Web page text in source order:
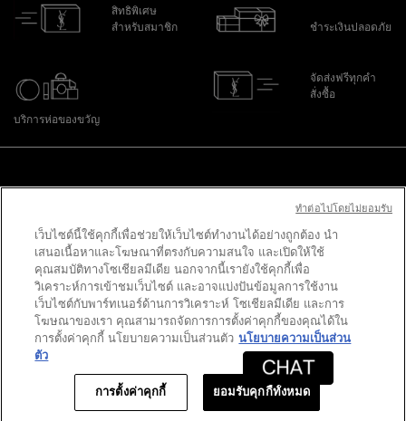
สิทธิพิเศษ
สำหรับสมาชิก
ชำระเงินปลอดภัย
บริการห่อของขวัญ
จัดส่งฟรีทุกคำ
สั่งซื้อ
PURCHASE OPTION
฿ - TH (TH)
© 2020 YSL Beauty
ข้อตกลงและเงื่อนไข
ข้อตกลงและเงื่อนไข Site Map
ข้อเสนอพิเศษออนไลน์
เว็บไซต์นี้ใช้คุกกี้เพื่อช่วยให้เว็บไซต์ทำงานได้อย่างถูกต้อง นำ
เสนอเนื้อหาและโฆษณาที่ตรงกับความสนใจ และเปิดให้ใช้
คุณสมบัติทางโซเชียลมีเดีย นอกจากนี้เรายังใช้คุกกี้เพื่อ
วิเคราะห์การเข้าชมเว็บไซต์ และอาจแบ่งปันข้อมูลการใช้งาน
เว็บไซต์กับพาร์ทเนอร์ด้านการวิเคราะห์ โซเชียลมีเดีย และการ
โฆษณาของเรา คุณสามารถจัดการการตั้งค่าคุกกี้ของคุณได้ใน
การตั้งค่าคุกกี้ นโยบายความเป็นส่วนตัว นโยบายความเป็นส่วน
ตัว
การตั้งค่าคุกกี้ ยอมรับคุกกี้ทั้งหมด
ทําต่อไปโดยไม่ยอมรับ